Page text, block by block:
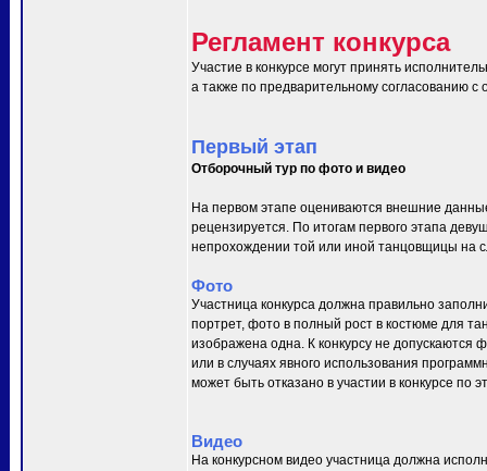
Регламент конкурса
Участие в конкурсе могут принять
а также по предварительному согласованию с
Первый этап
Отборочный тур по фото и видео
На первом этапе оцениваются внешние
рецензируется. По итогам первого этапа
непрохождении той или иной танцовщицы на
Фото
Участница конкурса должна правильно
портрет, фото в полный рост в костюме для
изображена одна. К конкурсу не допускаются
или в случаях явного использования
может быть отказано в участии в конкурсе по
Видео
На конкурсном видео участница должна